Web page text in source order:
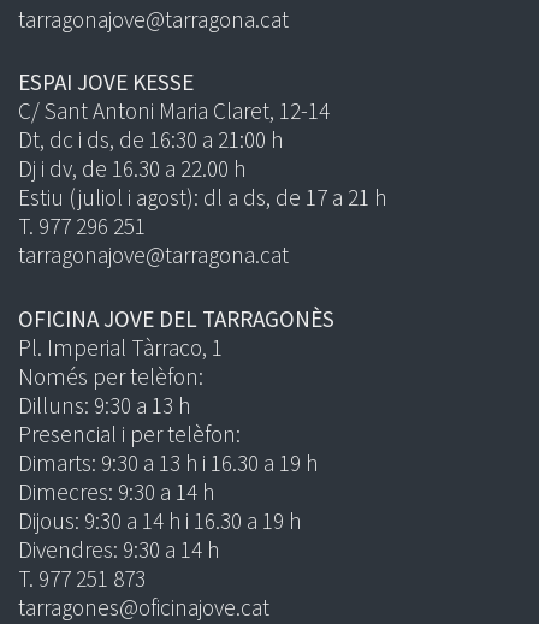
tarragonajove@tarragona.cat
ESPAI JOVE KESSE
C/ Sant Antoni Maria Claret, 12-14
Dt, dc i ds, de 16:30 a 21:00 h
Dj i dv, de 16.30 a 22.00 h
Estiu (juliol i agost): dl a ds, de 17 a 21 h
T. 977 296 251
tarragonajove@tarragona.cat
OFICINA JOVE DEL TARRAGONÈS
Pl. Imperial Tàrraco, 1
Només per telèfon:
Dilluns: 9:30 a 13 h
Presencial i per telèfon:
Dimarts: 9:30 a 13 h i 16.30 a 19 h
Dimecres: 9:30 a 14 h
Dijous: 9:30 a 14 h i 16.30 a 19 h
Divendres: 9:30 a 14 h
T. 977 251 873
tarragones@oficinajove.cat